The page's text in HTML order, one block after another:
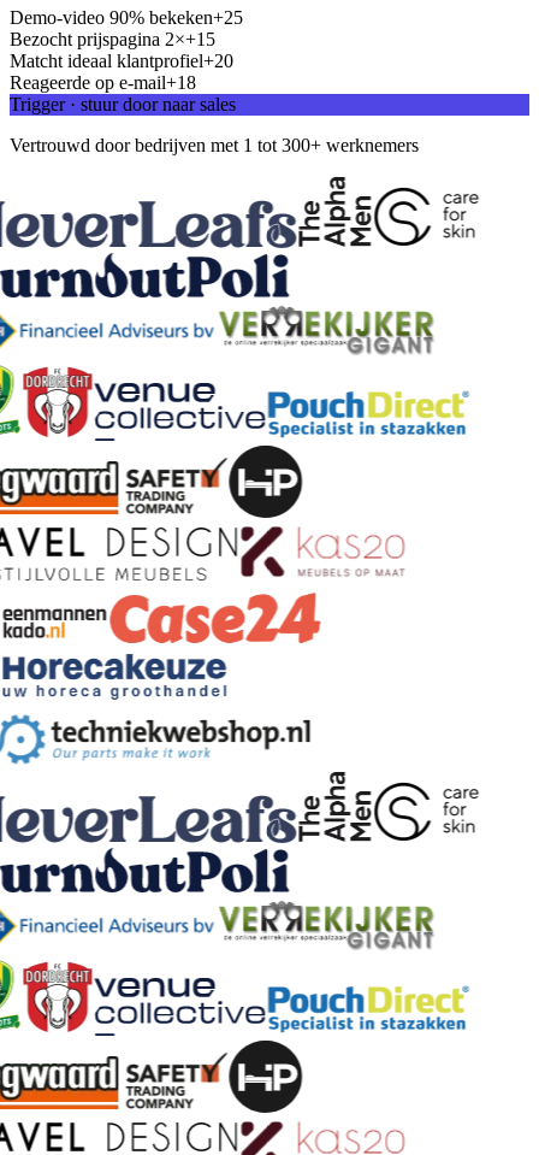
Demo-video 90% bekeken+25
Bezocht prijspagina 2×+15
Matcht ideaal klantprofiel+20
Reageerde op e-mail+18
Trigger · stuur door naar sales
Vertrouwd door bedrijven met 1 tot 300+ werknemers